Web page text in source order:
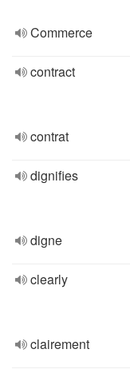
Commerce
contract
contrat
dignifies
digne
clearly
clairement